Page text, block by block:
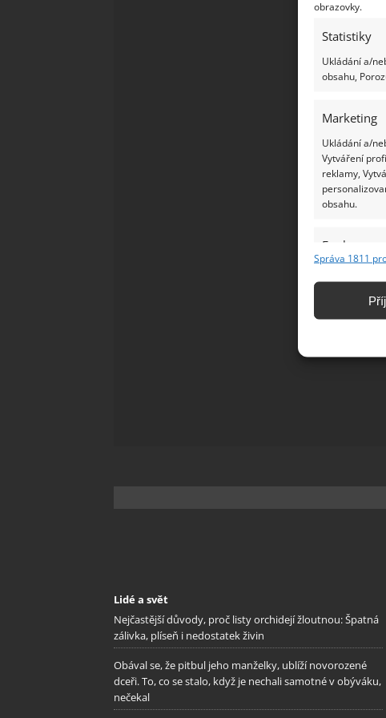
obrazovky.
Statistiky
Ukládání a/
obsahu,
Marketing
Ukládání a/
Vytváření
reklamy,
obsahu.
Funkce
Identifikace
základě
Správa 1811
Lidé a svět
Nejčastější důvody, proč listy orchidejí žloutnou: Špatná
zálivka, plíseň i nedostatek živin
Obával se, že pitbul jeho manželky, ublíží novorozené
dceři. To, co se stalo, když je nechali samotné v obýváku,
nečekal